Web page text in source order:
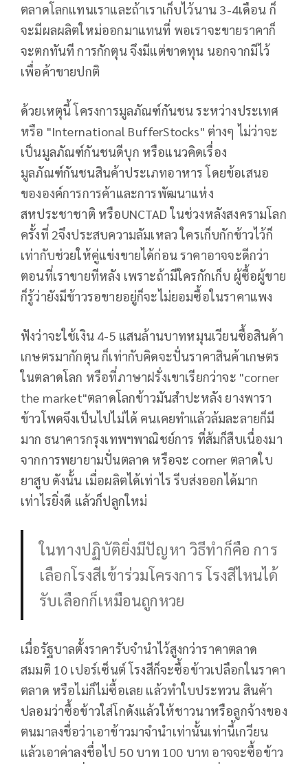
ตลาดโลกแทนเราและถ้าเราเก็บไว้นาน 3-4เดือน ก็
จะมีผลผลิตใหม่ออกมาแทนที่ พอเราจะขายราคาก็
จะตกทันที การกักตุน จึงมีแต่ขาดทุน นอกจากมีไว้
เพื่อค้าขายปกติ
ด้วยเหตุนี้ โครงการมูลภัณฑ์กันชน ระหว่างประเทศ
หรือ "International BufferStocks" ต่างๆ ไม่ว่าจะ
เป็นมูลภัณฑ์กันชนดีบุก หรือแนวคิดเรื่อง
มูลภัณฑ์กันชนสินค้าประเภทอาหาร โดยข้อเสนอ
ขององค์การการค้าและการพัฒนาแห่ง
สหประชาชาติ หรือUNCTAD ในช่วงหลังสงครามโลก
ครั้งที่ 2จึงประสบความลัมเหลว ใครเก็บกักข้าวไว้ก็
เท่ากับช่วยให้คู่แข่งขายได้ก่อน ราคาอาจจะดีกว่า
ตอนที่เราขายทีหลัง เพราะถ้ามีใครกักเก็บ ผู้ซื้อผู้ขาย
ก็รู้ว่ายังมีข้าวรอขายอยู่ก็จะไม่ยอมซื้อในราคาแพง
ฟังว่าจะใช้เงิน 4-5 แสนล้านบาทหมุนเวียนซื้อสินค้า
เกษตรมากักตุน ก็เท่ากับคิดจะปั่นราคาสินค้าเกษตร
ในตลาดโลก หรือที่ภาษาฝรั่งเขาเรียกว่าจะ "corner
the market"ตลาดโลกข้าวมันสำปะหลัง ยางพารา
ข้าวโพดจึงเป็นไปไม่ได้ คนเคยทำแล้วล้มละลายก็มี
มาก ธนาคารกรุงเทพฯพาณิชย์การ ที่ส้มก็สืบเนื่องมา
จากการพยายามปั่นตลาด หรือจะ corner ตลาดใบ
ยาสูบ ดังนั้น เมื่อผลิตได้เท่าไร รีบส่งออกได้มาก
เท่าไรยิ่งดี แล้วก็ปลูกใหม่
ในทางปฏิบัติยิ่งมีปัญหา วิธีทำก็คือ การ
เลือกโรงสีเข้าร่วมโครงการ โรงสีไหนได้
รับเลือกก็เหมือนถูกหวย
เมื่อรัฐบาลตั้งราคารับจำนำไว้สูงกว่าราคาตลาด
สมมติ 10 เปอร์เซ็นต์ โรงสีก็จะซื้อข้าวเปลือกในราคา
ตลาด หรือไม่ก็ไม่ซื้อเลย แล้วทำใบประทวน สินค้า
ปลอมว่าซื้อข้าวใส่โกดังแล้วให้ชาวนาหรือลูกจ้างของ
ตนมาลงชื่อว่าเอาข้าวมาจำนำเท่านั้นเท่านี้เกวียน
แล้วเอาค่าลงชื่อไป 50 บาท 100 บาท อาจจะซื้อข้าว